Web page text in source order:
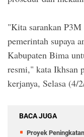
"Kita sarankan
pemerintah supaya
Kabupaten Bima
resmi," kata Ikhsan
kerjanya, Selasa (4/
BACA JUGA
Proyek